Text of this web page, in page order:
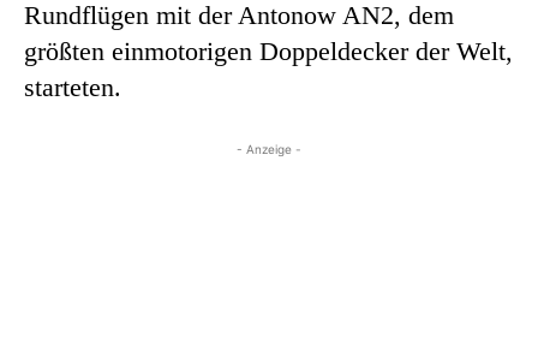
Rundflügen mit der Antonow AN2, dem
größten einmotorigen Doppeldecker der Welt,
starteten.
- Anzeige -